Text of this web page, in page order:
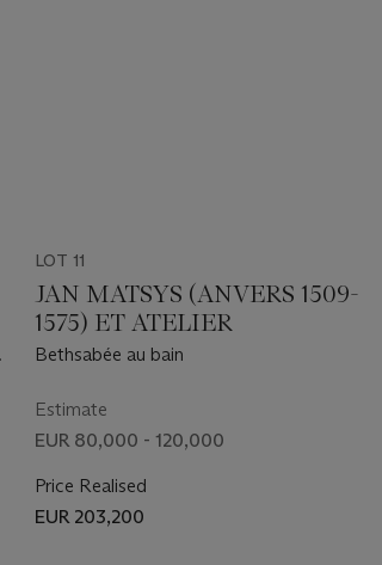
LOT 11
JAN MATSYS (ANVERS 1509-
1575) ET ATELIER
Bethsabée au bain
Estimate
EUR 80,000 - 120,000
Price Realised
EUR 203,200